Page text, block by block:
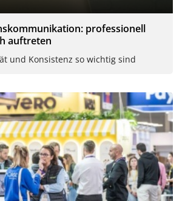
professionell
auftreten
und Konsistenz so wichtig sind